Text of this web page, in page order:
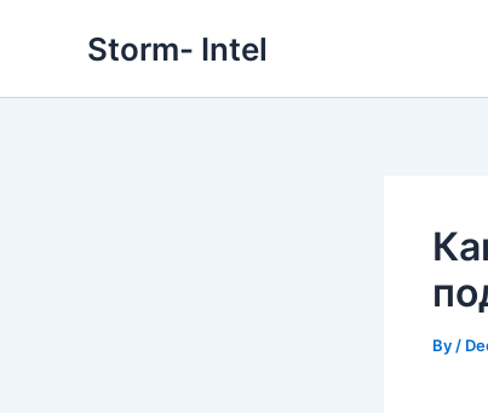
Storm- Intel
By /